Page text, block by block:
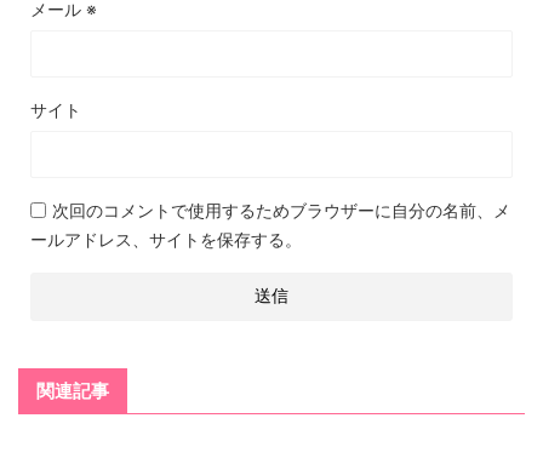
メール ※
サイト
次回のコメントで使用するためブラウザーに自分の名前、メ
ールアドレス、サイトを保存する。
関連記事